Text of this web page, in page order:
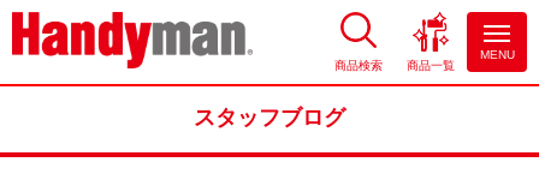
お風呂やキッチンのリフォーム
商品検索 商品一覧
MENU
スタッフブログ